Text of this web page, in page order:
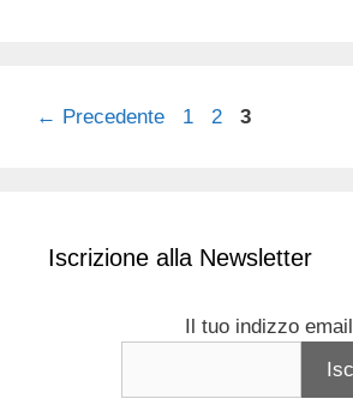
← Precedente Pagina
1 Pagina
2 Pagina
3
Iscrizione alla Newsletter
Il tuo indizzo email